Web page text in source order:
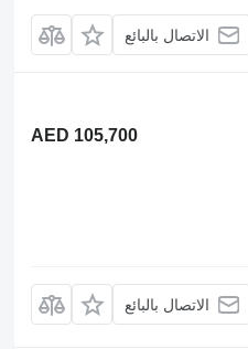
الاتصال بالبائع
AED 105,700
الاتصال بالبائع